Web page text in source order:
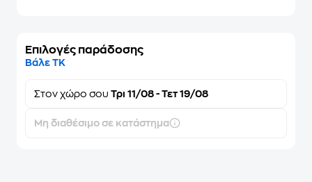
Επιλογές παράδοσης
Βάλε ΤΚ
Στον χώρο σου Τρι 11/08 - Τετ 19/08
Μη διαθέσιμο σε κατάστημα